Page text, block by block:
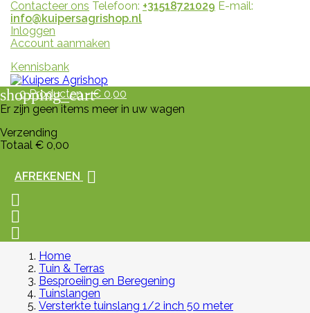
Contacteer ons Telefoon: +31518721029 E-mail:
info@kuipersagrishop.nl
Inloggen
Account aanmaken
Kennisbank
shopping_cart
0Producten - € 0,00
Er zijn geen items meer in uw wagen
Verzending
Totaal € 0,00
AFREKENEN




Home
Tuin & Terras
Besproeiing en Beregening
Tuinslangen
Versterkte tuinslang 1/2 inch 50 meter